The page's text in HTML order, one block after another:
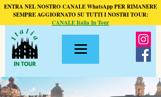
ENTRA NEL NOSTRO CANALE WhatsApp PER RIMANERE
SEMPRE AGGIORNATO SU TUTTI I NOSTRI TOUR:
CANALE Italia In Tour